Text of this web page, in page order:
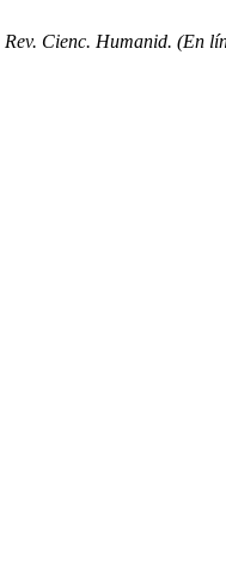
Rev. Cienc. Humanid. (En